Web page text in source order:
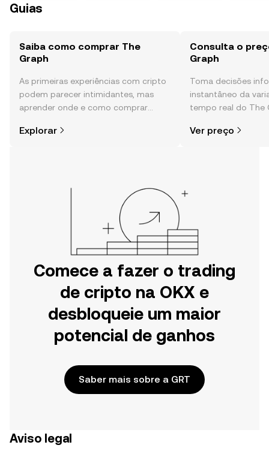
Guias
Saiba como comprar The
Graph
As primeiras experiências com cripto
podem parecer intimidantes, mas
aprender onde e como comprar
Começa a tua viagem na aplicação
Explorar
Consulta o
Graph
Toma decisões
instantâneo da
tempo real do The
e muito mais.
Ver preço
Comece a fazer o trading
de cripto na OKX e
desbloqueie um maior
potencial de ganhos
Saber mais sobre a GRT
Aviso legal